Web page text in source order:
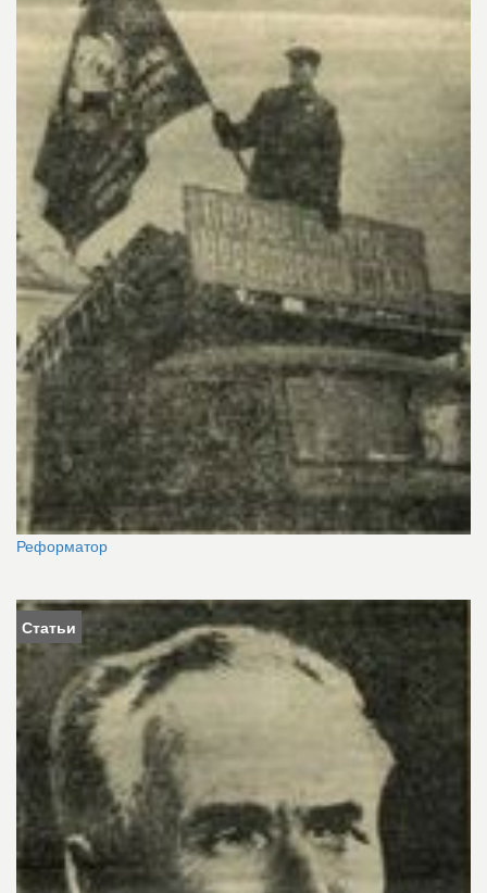
Реформатор
Статьи